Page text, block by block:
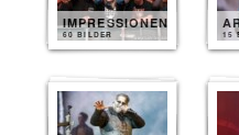
IMPRESSIONEN
60 BILDER 15